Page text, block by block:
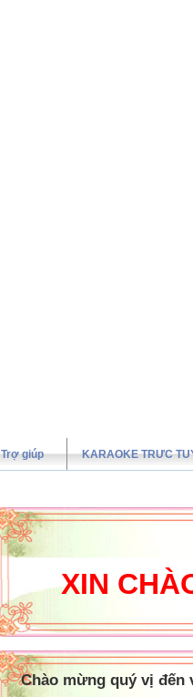
Trợ giúp KARAOKE TRƯC
XIN CHÀO
Chào mừng quý vị đến